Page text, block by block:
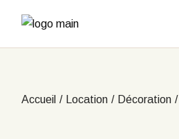
contenu
Accueil Location Décoration